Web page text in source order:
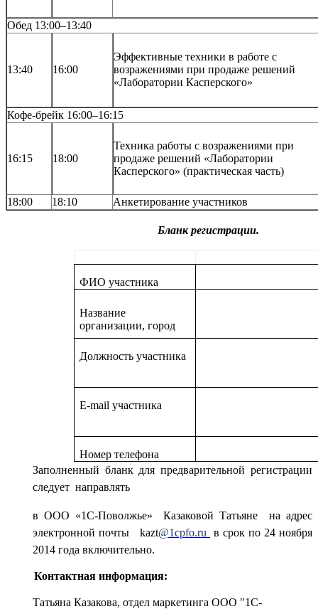
Обед 13:00–13:40
13:40 16:00
Эффективные техники в работе с
возражениями при продаже решений
«Лаборатории Касперского»
Кофе-брейк 16:00–16:15
16:15 18:00
Техника работы с возражениями при
продаже решений «Лаборатории
Касперского» (практическая часть)
18:00 18:10 Анкетирование участников
Бланк регистрации.
ФИО участника
Название
организации, город
Должность участника
Е-mail участника
Номер телефона
Заполненный бланк для предварительной регистрации
следует направлять
в ООО «1С-Поволжье» Казаковой Татьяне на адрес
электронной почты kazt@1cpfo.ru
в срок по 24 ноября
2014 года включительно.
Контактная информация:
Татьяна Казакова, отдел маркетинга ООО "1С-